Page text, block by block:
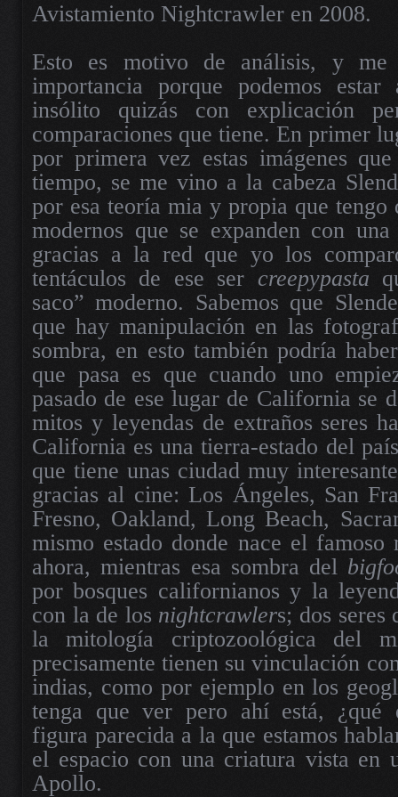
Avistamiento Nightcrawler en 2008.
Esto es motivo de análisis, y
importancia porque podemos estar
insólito quizás con explicación
comparaciones que tiene. En primer
por primera vez estas imágenes
tiempo, se me vino a la cabeza
por esa teoría mia y propia que tengo
modernos que se expanden con una
gracias a la red que yo los
tentáculos de ese ser creepypasta
saco” moderno. Sabemos que
que hay manipulación en las
sombra, en esto también podría
que pasa es que cuando uno
pasado de ese lugar de California se
mitos y leyendas de extraños seres
California es una tierra-estado del
que tiene unas ciudad muy
gracias al cine: Los Ángeles, San
Fresno, Oakland, Long Beach,
mismo estado donde nace el
ahora, mientras esa sombra del
por bosques californianos y la
con la de los nightcrawlers; dos seres
la mitología criptozoológica del
precisamente tienen su vinculación
indias, como por ejemplo en los
tenga que ver pero ahí está, ¿qué
figura parecida a la que estamos
el espacio con una criatura vista en
Apollo.